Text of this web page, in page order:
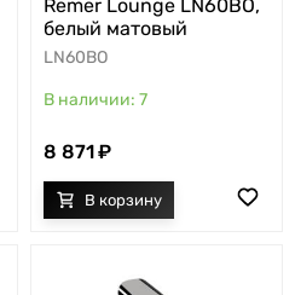
Remer Lounge LN60BO,
белый матовый
LN60BO
7
8 871